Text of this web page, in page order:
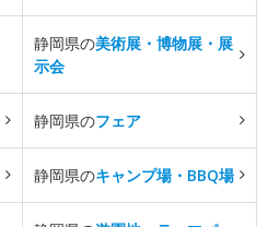
静岡県の美術展・博物展・展
示会
静岡県のフェア
静岡県のキャンプ場・BBQ場